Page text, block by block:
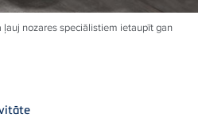
ļauj nozares speciālistiem ietaupīt gan